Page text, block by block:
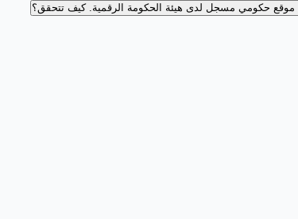
موقع حكومي مسجل لدى هيئة الحكومة الرقمية.كيف تتحقق؟